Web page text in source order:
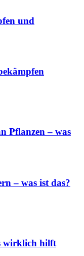
und
Pflanzen – was
– was ist das?
wirklich hilft